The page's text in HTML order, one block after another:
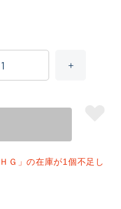
Ｇ」の在庫が1個不足し